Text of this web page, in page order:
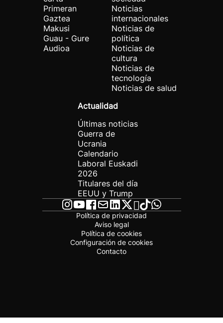
Primeran
Gaztea
Makusi
Guau - Gure
Audioa
Noticias
internacionales
Noticias de
política
Noticias de
cultura
Noticias de
tecnología
Noticias de salud
Actualidad
Últimas noticias
Guerra de
Ucrania
Calendario
Laboral Euskadi
2026
Titulares del día
EEUU y Trump
Política de privacidad
Aviso legal
Política de cookies
Configuración de cookies
Contacto